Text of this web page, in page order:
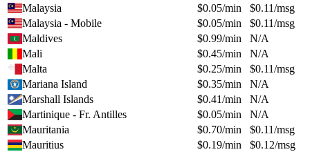
Malaysia
$0.05/min $0.11/msg
Malaysia - Mobile
$0.05/min $0.11/msg
Maldives
$0.99/min
N/A
Mali
$0.45/min
N/A
Malta
$0.25/min $0.11/msg
Mariana Island
$0.35/min
N/A
Marshall Islands
$0.41/min
N/A
Martinique - Fr. Antilles
$0.05/min
N/A
Mauritania
$0.70/min $0.11/msg
Mauritius
$0.19/min $0.12/msg